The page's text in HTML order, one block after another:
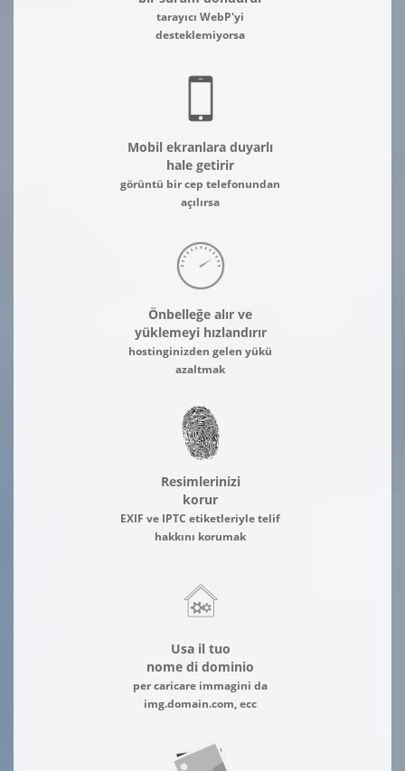
tarayıcı WebP'yi
desteklemiyorsa
Mobil ekranlara duyarlı
hale getirir
görüntü bir cep telefonundan
açılırsa
Önbelleğe alır ve
yüklemeyi hızlandırır
hostinginizden gelen yükü
azaltmak
Resimlerinizi
korur
EXIF ve IPTC etiketleriyle telif
hakkını korumak
Usa il tuo
nome di dominio
per caricare immagini da
img.domain.com, ecc